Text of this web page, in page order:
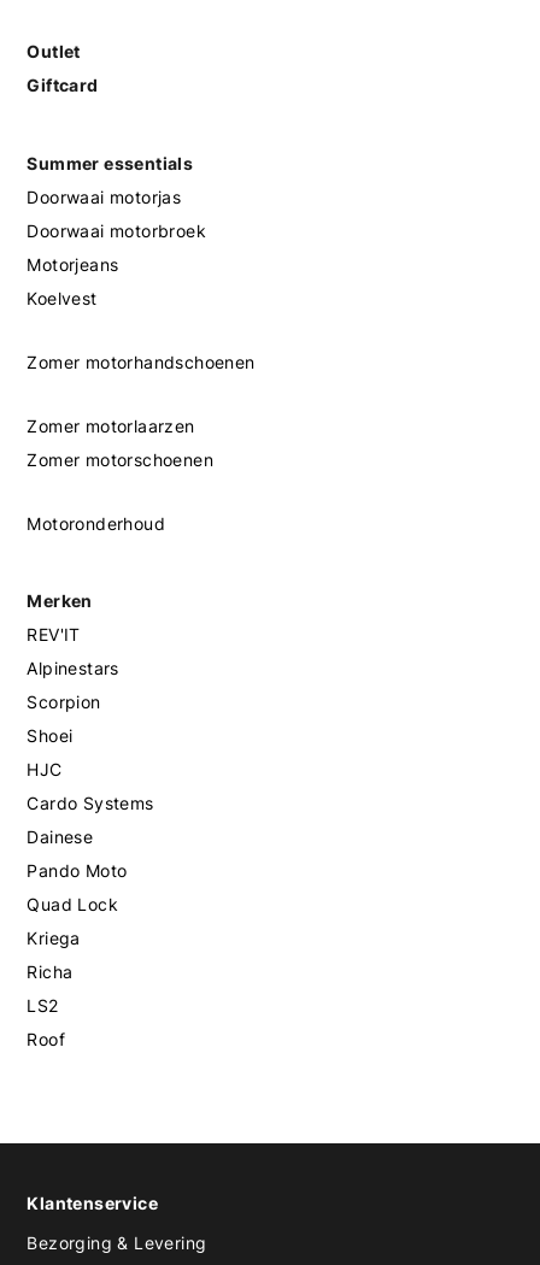
Outlet
Giftcard
Summer essentials
Doorwaai motorjas
Doorwaai motorbroek
Motorjeans
Koelvest
Zomer motorhandschoenen
Zomer motorlaarzen
Zomer motorschoenen
Motoronderhoud
Merken
REV'IT
Alpinestars
Scorpion
Shoei
HJC
Cardo Systems
Dainese
Pando Moto
Quad Lock
Kriega
Richa
LS2
Roof
Klantenservice
Bezorging & Levering